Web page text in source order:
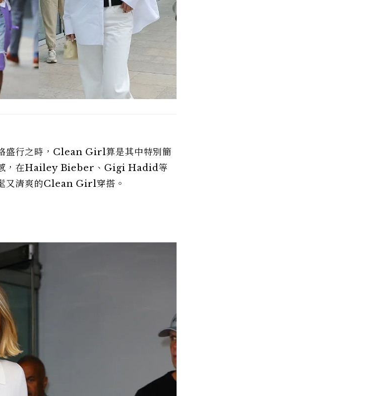
盛行之時，Clean Girl算是其中特別簡
感，在Hailey Bieber、Gigi Hadid等
又清爽的Clean Girl穿搭。